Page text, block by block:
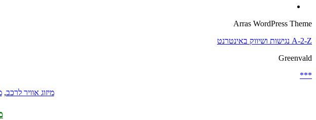
Arras WordPress Theme
A-2-Z נגישות ושיווק באינטרנט
Greenvald
***
מיזוג אוויר לרכב,